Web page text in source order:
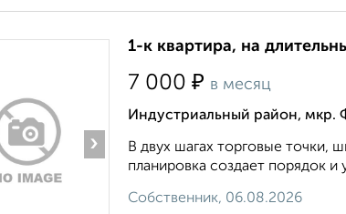
›
1-к квартира, на
7 000 ₽ в месяц
Индустриальный район, мкр.
В двух шагах торговые точки,
планировка создает порядок
Собственник, 06.08.2026